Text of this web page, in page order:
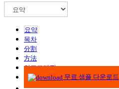
요약
목차
分割
方法
인포그래픽
무료 샘플 다운로드